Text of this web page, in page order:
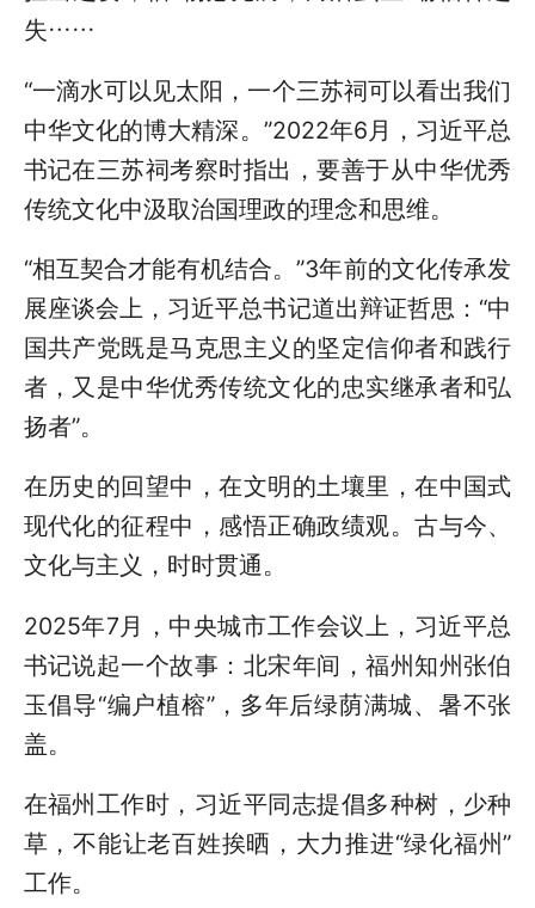
失……
“一滴水可以见太阳，一个三苏祠可以看出我们
中华文化的博大精深。”2022年6月，习近平总
书记在三苏祠考察时指出，要善于从中华优秀
传统文化中汲取治国理政的理念和思维。
“相互契合才能有机结合。”3年前的文化传承发
展座谈会上，习近平总书记道出辩证哲思：“中
国共产党既是马克思主义的坚定信仰者和践行
者，又是中华优秀传统文化的忠实继承者和弘
扬者”。
在历史的回望中，在文明的土壤里，在中国式
现代化的征程中，感悟正确政绩观。古与今、
文化与主义，时时贯通。
2025年7月，中央城市工作会议上，习近平总
书记说起一个故事：北宋年间，福州知州张伯
玉倡导“编户植榕”，多年后绿荫满城、暑不张
盖。
在福州工作时，习近平同志提倡多种树，少种
草，不能让老百姓挨晒，大力推进“绿化福州”
工作。